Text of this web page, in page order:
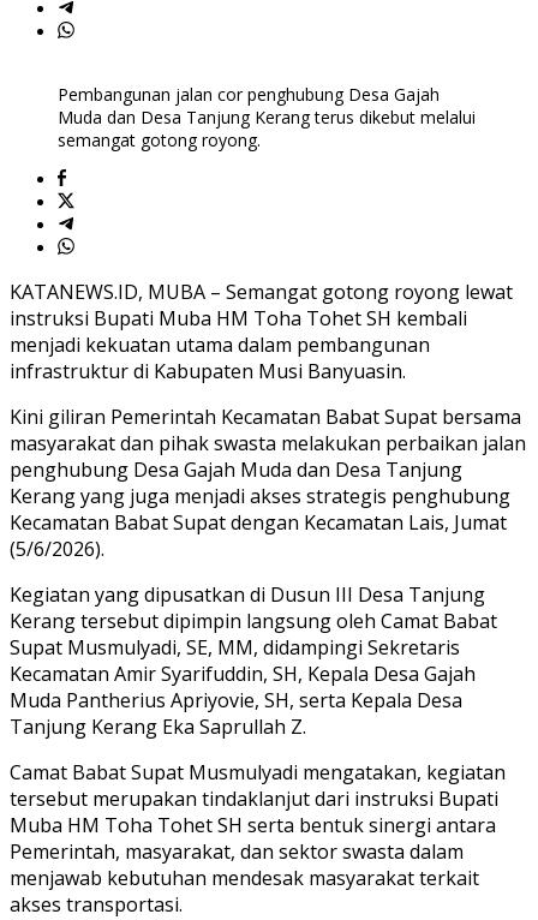
Pembangunan jalan cor penghubung Desa Gajah
Muda dan Desa Tanjung Kerang terus dikebut melalui
semangat gotong royong.
KATANEWS.ID, MUBA – Semangat gotong royong lewat
instruksi Bupati Muba HM Toha Tohet SH kembali
menjadi kekuatan utama dalam pembangunan
infrastruktur di Kabupaten Musi Banyuasin.
Kini giliran Pemerintah Kecamatan Babat Supat bersama
masyarakat dan pihak swasta melakukan perbaikan jalan
penghubung Desa Gajah Muda dan Desa Tanjung
Kerang yang juga menjadi akses strategis penghubung
Kecamatan Babat Supat dengan Kecamatan Lais, Jumat
(5/6/2026).
Kegiatan yang dipusatkan di Dusun III Desa Tanjung
Kerang tersebut dipimpin langsung oleh Camat Babat
Supat Musmulyadi, SE, MM, didampingi Sekretaris
Kecamatan Amir Syarifuddin, SH, Kepala Desa Gajah
Muda Pantherius Apriyovie, SH, serta Kepala Desa
Tanjung Kerang Eka Saprullah Z.
Camat Babat Supat Musmulyadi mengatakan, kegiatan
tersebut merupakan tindaklanjut dari instruksi Bupati
Muba HM Toha Tohet SH serta bentuk sinergi antara
Pemerintah, masyarakat, dan sektor swasta dalam
menjawab kebutuhan mendesak masyarakat terkait
akses transportasi.